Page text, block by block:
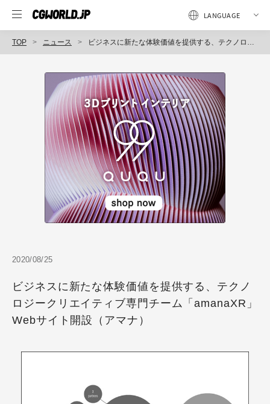
TOP ニュース ビジネスに新たな体験価値を提供する、テクノロジークリエイティブ専門チーム「amanaXR」Webサイト開設（アマナ）
2020/08/25
ビジネスに新たな体験価値を提供する、テクノ
ロジークリエイティブ専門チーム「amanaXR」
Webサイト開設（アマナ）